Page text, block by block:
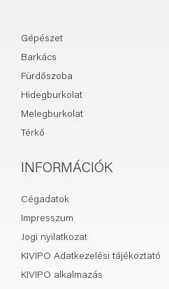
Gépészet
Barkács
Fürdőszoba
Hidegburkolat
Melegburkolat
Térkő
INFORMÁCIÓK
Cégadatok
Impresszum
Jogi nyilatkozat
KIVIPO Adatkezelési tájékoztató
KIVIPO alkalmazás